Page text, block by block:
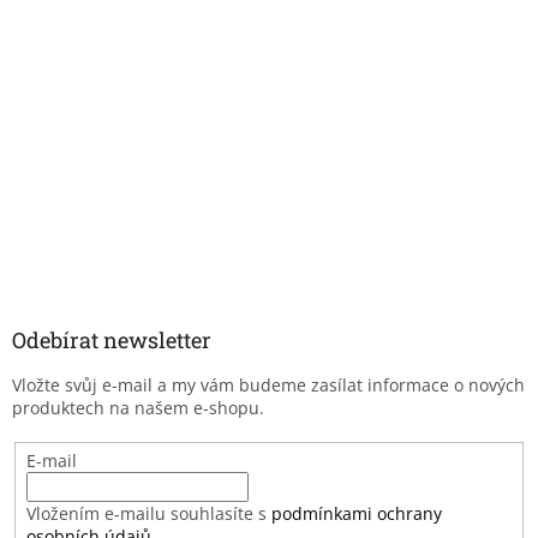
Odebírat newsletter
Vložte svůj e-mail a my vám budeme zasílat informace o nových
produktech na našem e-shopu.
E-mail
Vložením e-mailu souhlasíte s podmínkami ochrany